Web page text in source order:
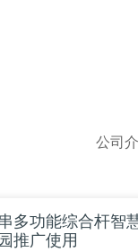
公司
多功能综合杆智
推广使用